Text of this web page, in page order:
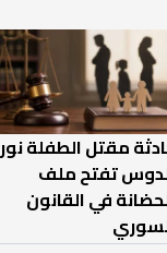
مقتل الطفلة نور
تفتح ملف
في القانون